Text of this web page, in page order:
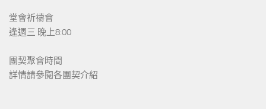
堂會祈禱會
逢週三 晚上8:00
團契聚會時間
詳情請參閱各團契介紹